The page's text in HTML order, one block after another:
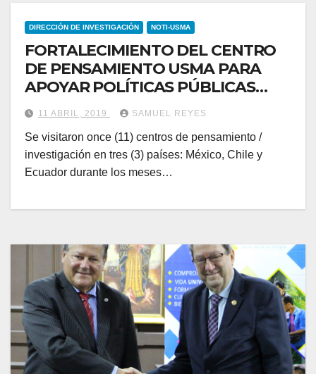
DIRECCIÓN DE INVESTIGACIÓN NOTI-USMA
FORTALECIMIENTO DEL CENTRO
DE PENSAMIENTO USMA PARA
APOYAR POLÍTICAS PÚBLICAS
BASADAS EN EVIDENCIA
11 ABRIL, 2019 SAMUEL REYES
Se visitaron once (11) centros de pensamiento /
investigación en tres (3) países: México, Chile y
Ecuador durante los meses…